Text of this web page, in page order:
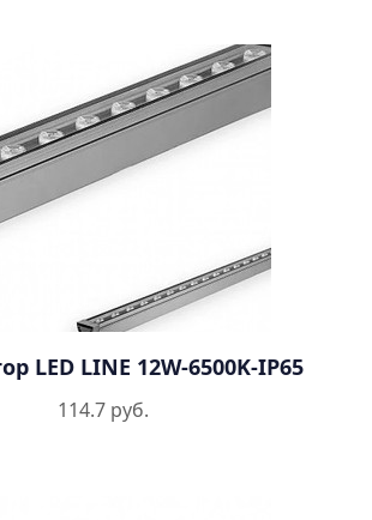
LED LINE 12W-6500K-IP65
114.7 руб.